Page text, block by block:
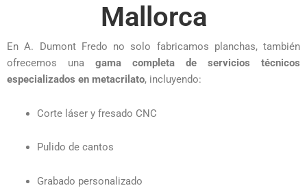
Mallorca
En A. Dumont Fredo no solo fabricamos planchas, también
ofrecemos una gama completa de servicios técnicos
especializados en metacrilato, incluyendo:
Corte láser y fresado CNC
Pulido de cantos
Grabado personalizado